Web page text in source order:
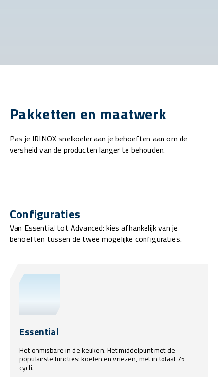
Pakketten en maatwerk
Pas je IRINOX snelkoeler aan je behoeften aan om de
versheid van de producten langer te behouden.
Configuraties
Van Essential tot Advanced: kies afhankelijk van je
behoeften tussen de twee mogelijke configuraties.
Essential
Het onmisbare in de keuken. Het middelpunt met de
populairste functies: koelen en vriezen, met in totaal 76
cycli.